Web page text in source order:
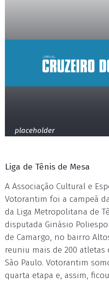
placeholder
Liga de Tênis de Mesa
A Associação Cultural e
Votorantim foi a campeã
da Liga Metropolitana de
disputada Ginásio
de Camargo, no bairro
reuniu mais de 200 atletas
São Paulo. Votorantim
quarta etapa e, assim,